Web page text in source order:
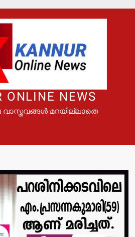
ONLINE NEWS
വാസ്തവങ്ങൾ മറയില്ലാതെ